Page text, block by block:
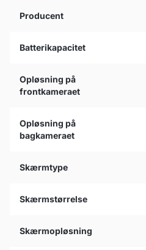
Producent
Batterikapacitet
Opløsning på
frontkameraet
Opløsning på
bagkameraet
Skærmtype
Skærmstørrelse
Skærmopløsning